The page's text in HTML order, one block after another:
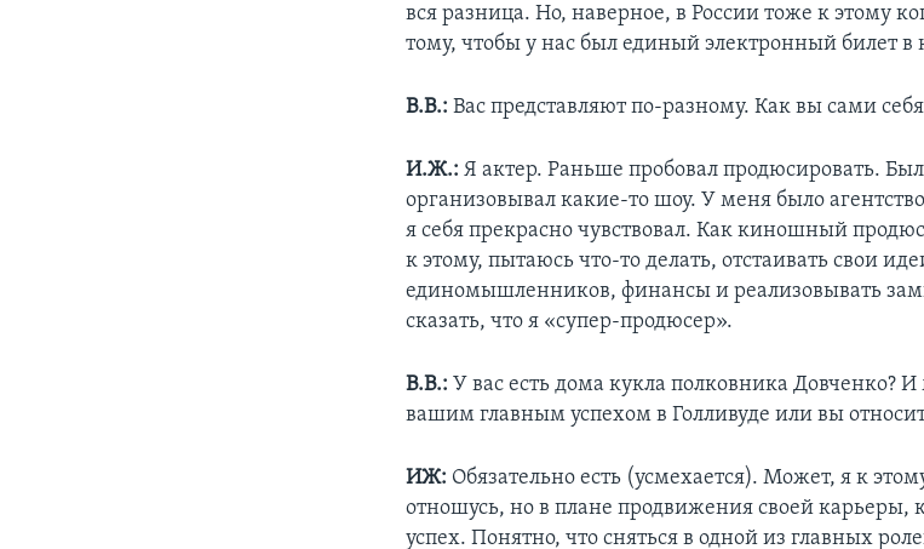
вся разница. Но, наверное, в России тоже к этому
тому, чтобы у нас был единый электронный билет в
В.В.: Вас представляют по-разному. Как вы сами
И.Ж.: Я актер. Раньше пробовал продюсировать.
организовывал какие-то шоу. У меня было
я себя прекрасно чувствовал. Как киношный
к этому, пытаюсь что-то делать, отстаивать свои
единомышленников, финансы и реализовывать
сказать, что я «супер-продюсер».
В.В.: У вас есть дома кукла полковника Довченко?
вашим главным успехом в Голливуде или вы
ИЖ: Обязательно есть (усмехается). Может, я к
отношусь, но в плане продвижения своей карьеры,
успех. Понятно, что сняться в одной из главных